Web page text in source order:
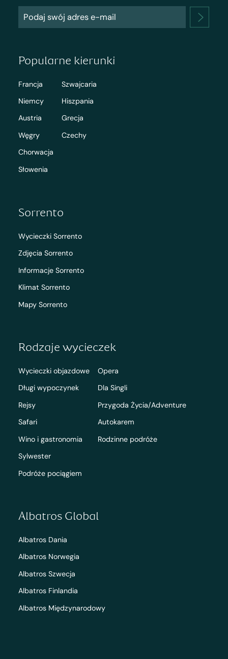
Popularne kierunki
Francja
Niemcy
Austria
Węgry
Chorwacja
Słowenia
Szwajcaria
Hiszpania
Grecja
Czechy
Sorrento
Wycieczki Sorrento
Zdjęcia Sorrento
Informacje Sorrento
Klimat Sorrento
Mapy Sorrento
Rodzaje wycieczek
Wycieczki objazdowe
Długi wypoczynek
Rejsy
Safari
Wino i gastronomia
Sylwester
Podróże pociągiem
Opera
Dla Singli
Przygoda Życia/Adventure
Autokarem
Rodzinne podróże
Albatros Global
Albatros Dania
Albatros Norwegia
Albatros Szwecja
Albatros Finlandia
Albatros Międzynarodowy